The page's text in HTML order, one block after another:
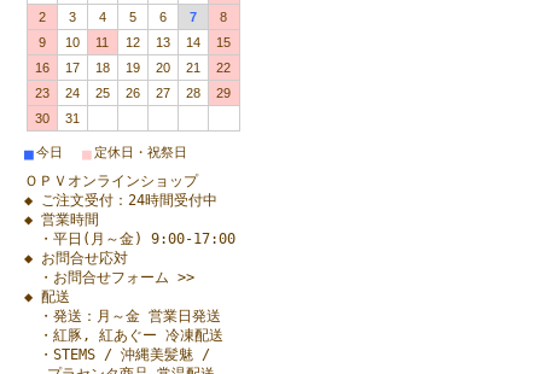
2
3 4 5 6 7
8
9
10 11 12 13 14
15
16
17 18 19 20 21
22
23
24 25 26 27 28
29
30
31
■今日 ■定休日・祝祭日
ＯＰＶオンラインショップ
◆ ご注文受付：24時間受付中
◆ 営業時間
・平日(月～金) 9:00-17:00
◆ お問合せ応対
・お問合せフォーム >>
◆ 配送
・発送：月～金 営業日発送
・紅豚, 紅あぐー 冷凍配送
・STEMS / 沖縄美髪魅 /